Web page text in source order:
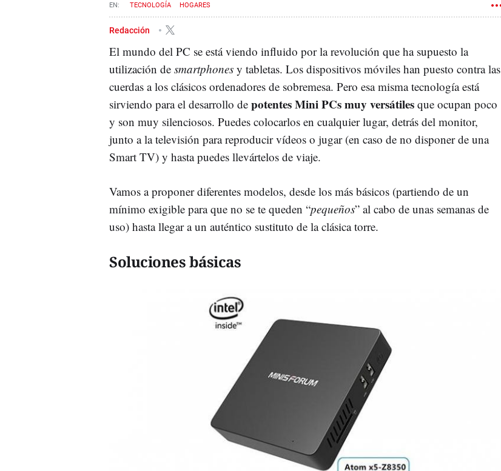
TECNOLOGÍA HOGARES
Redacción
El mundo del PC se está viendo influido por la revolución que ha supuesto la
utilización de smartphones y tabletas. Los dispositivos móviles han puesto contra las
cuerdas a los clásicos ordenadores de sobremesa. Pero esa misma tecnología está
sirviendo para el desarrollo de potentes Mini PCs muy versátiles que ocupan poco
y son muy silenciosos. Puedes colocarlos en cualquier lugar, detrás del monitor,
junto a la televisión para reproducir vídeos o jugar (en caso de no disponer de una
Smart TV) y hasta puedes llevártelos de viaje.
Vamos a proponer diferentes modelos, desde los más básicos (partiendo de un
mínimo exigible para que no se te queden “pequeños” al cabo de unas semanas de
uso) hasta llegar a un auténtico sustituto de la clásica torre.
Soluciones básicas